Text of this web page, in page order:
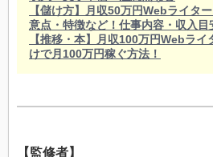
【儲け方】月収50万円Webライタ
意点・特徴など！仕事内容・収入目
【推移・本】月収100万円Webラ
けで月100万円稼ぐ方法！
【監修者】